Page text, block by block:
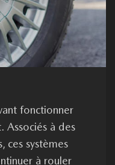
fonctionner
Associés à des
ces systèmes
à rouler